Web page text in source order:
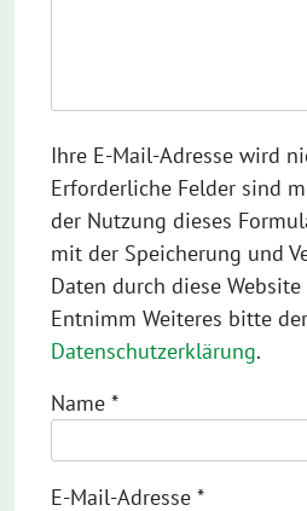
Ihre E-Mail-Adresse wird
Erforderliche Felder sind
der Nutzung dieses
mit der Speicherung und
Daten durch diese
Entnimm Weiteres bitte der
Datenschutzerklärung.
Name *
E-Mail-Adresse *